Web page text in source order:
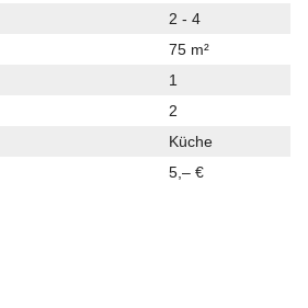
2 - 4
75 m²
1
2
Küche
5,– €